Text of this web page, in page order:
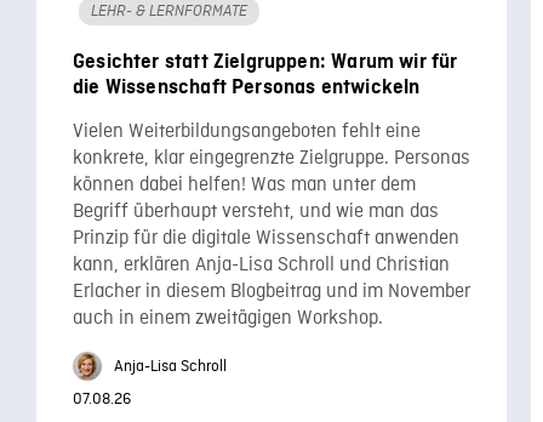
LEHR- & LERNFORMATE
Gesichter statt Zielgruppen: Warum wir für
die Wissenschaft Personas entwickeln
Vielen Weiterbildungsangeboten fehlt eine
konkrete, klar eingegrenzte Zielgruppe. Personas
können dabei helfen! Was man unter dem
Begriff überhaupt versteht, und wie man das
Prinzip für die digitale Wissenschaft anwenden
kann, erklären Anja-Lisa Schroll und Christian
Erlacher in diesem Blogbeitrag und im November
auch in einem zweitägigen Workshop.
Anja-Lisa Schroll
07.08.26